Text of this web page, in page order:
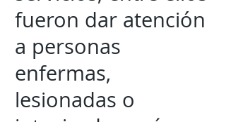
fueron dar atención
a personas
enfermas,
lesionadas o